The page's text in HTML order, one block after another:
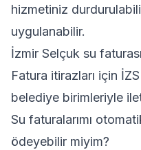
hizmetiniz
uygulanabilir.
İzmir Selçuk su
Fatura itirazları için
belediye birimleriyle
Su faturalarımı
ödeyebilir miyim?